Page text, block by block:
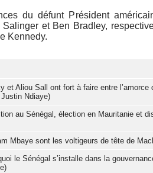
du défunt Président
et Ben Bradley,
Kennedy.
et Aliou Sall ont fort à faire entre
Ndiaye)
au Sénégal, élection en Mauritanie et
Mbaye sont les voltigeurs de tête de
le Sénégal s’installe dans la